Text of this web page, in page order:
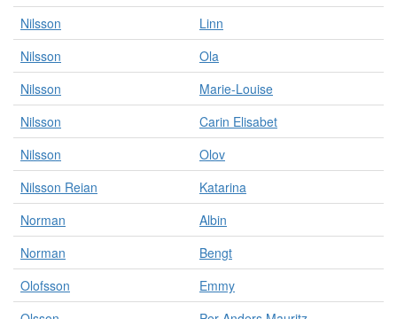
Nilsson
Linn
Nilsson
Ola
Nilsson
Marie-Louise
Nilsson
Carin Elisabet
Nilsson
Olov
Nilsson Reian
Katarina
Norman
Albin
Norman
Bengt
Olofsson
Emmy